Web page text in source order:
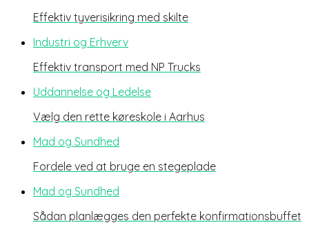
Effektiv tyverisikring med skilte
Industri og Erhverv
Effektiv transport med NP Trucks
Uddannelse og Ledelse
Vælg den rette køreskole i Aarhus
Mad og Sundhed
Fordele ved at bruge en stegeplade
Mad og Sundhed
Sådan planlægges den perfekte konfirmationsbuffet